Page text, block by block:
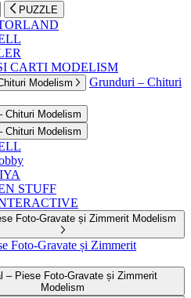
PUZZLE
CARTI MODELISM
Modelism
Grunduri – Chituri
Chituri Modelism
Chituri Modelism
STUFF
Foto-Gravate și Zimmerit Modelism
Foto-Gravate și Zimmerit
Modelism